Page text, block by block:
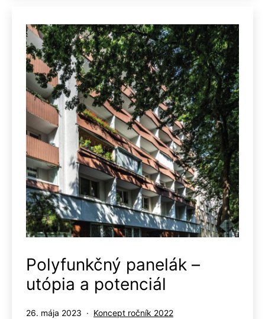
Polyfunkčný panelák –
utópia a potenciál
Publikované
26. mája 2023
Kategorizované
Koncept ročník 2022